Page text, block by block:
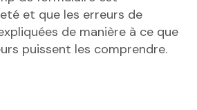
et que les erreurs de
de manière à ce que
puissent les comprendre.